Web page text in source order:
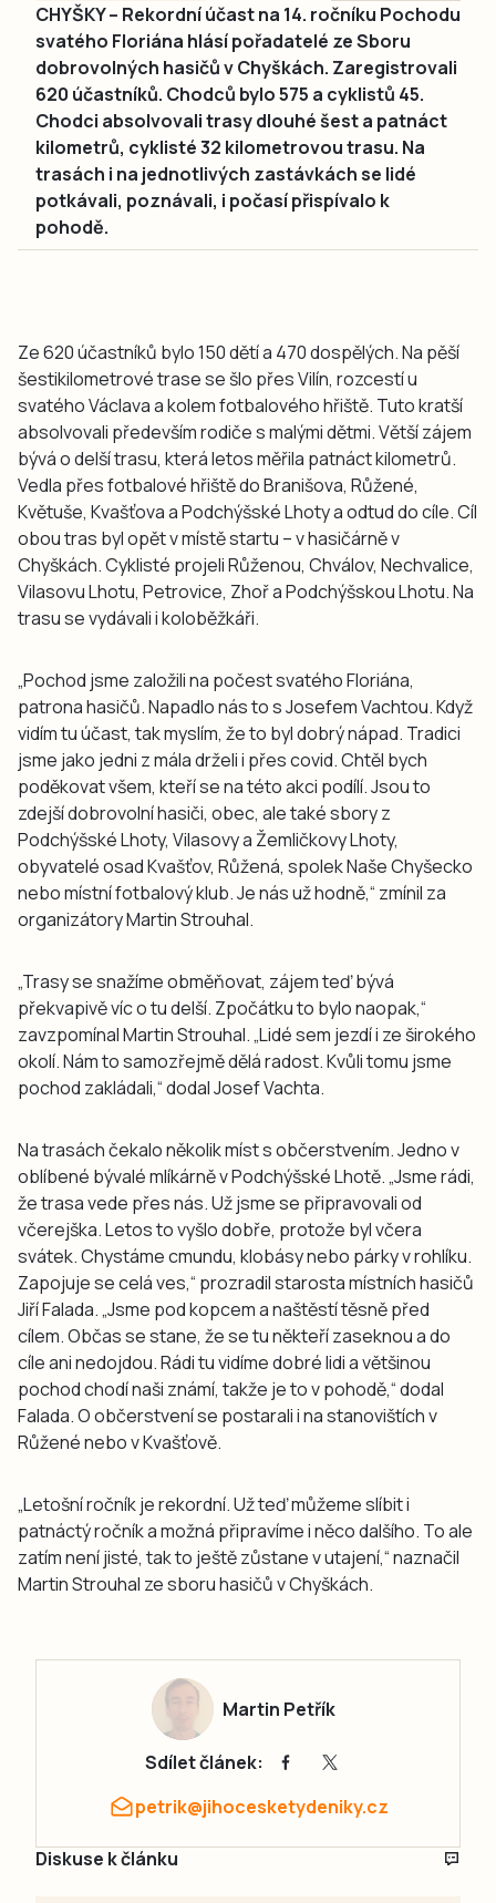
CHYŠKY – Rekordní účast na 14. ročníku Pochodu
svatého Floriána hlásí pořadatelé ze Sboru
dobrovolných hasičů v Chyškách. Zaregistrovali
620 účastníků. Chodců bylo 575 a cyklistů 45.
Chodci absolvovali trasy dlouhé šest a patnáct
kilometrů, cyklisté 32 kilometrovou trasu. Na
trasách i na jednotlivých zastávkách se lidé
potkávali, poznávali, i počasí přispívalo k
pohodě.
Ze 620 účastníků bylo 150 dětí a 470 dospělých. Na pěší
šestikilometrové trase se šlo přes Vilín, rozcestí u
svatého Václava a kolem fotbalového hřiště. Tuto kratší
absolvovali především rodiče s malými dětmi. Větší zájem
bývá o delší trasu, která letos měřila patnáct kilometrů.
Vedla přes fotbalové hřiště do Branišova, Růžené,
Květuše, Kvašťova a Podchýšské Lhoty a odtud do cíle. Cíl
obou tras byl opět v místě startu – v hasičárně v
Chyškách. Cyklisté projeli Růženou, Chválov, Nechvalice,
Vilasovu Lhotu, Petrovice, Zhoř a Podchýšskou Lhotu. Na
trasu se vydávali i koloběžkáři.
„Pochod jsme založili na počest svatého Floriána,
patrona hasičů. Napadlo nás to s Josefem Vachtou. Když
vidím tu účast, tak myslím, že to byl dobrý nápad. Tradici
jsme jako jedni z mála drželi i přes covid. Chtěl bych
poděkovat všem, kteří se na této akci podílí. Jsou to
zdejší dobrovolní hasiči, obec, ale také sbory z
Podchýšské Lhoty, Vilasovy a Žemličkovy Lhoty,
obyvatelé osad Kvašťov, Růžená, spolek Naše Chyšecko
nebo místní fotbalový klub. Je nás už hodně,“ zmínil za
organizátory Martin Strouhal.
„Trasy se snažíme obměňovat, zájem teď bývá
překvapivě víc o tu delší. Zpočátku to bylo naopak,“
zavzpomínal Martin Strouhal. „Lidé sem jezdí i ze širokého
okolí. Nám to samozřejmě dělá radost. Kvůli tomu jsme
pochod zakládali,“ dodal Josef Vachta.
Na trasách čekalo několik míst s občerstvením. Jedno v
oblíbené bývalé mlíkárně v Podchýšské Lhotě. „Jsme rádi,
že trasa vede přes nás. Už jsme se připravovali od
včerejška. Letos to vyšlo dobře, protože byl včera
svátek. Chystáme cmundu, klobásy nebo párky v rohlíku.
Zapojuje se celá ves,“ prozradil starosta místních hasičů
Jiří Falada. „Jsme pod kopcem a naštěstí těsně před
cílem. Občas se stane, že se tu někteří zaseknou a do
cíle ani nedojdou. Rádi tu vidíme dobré lidi a většinou
pochod chodí naši známí, takže je to v pohodě,“ dodal
Falada. O občerstvení se postarali i na stanovištích v
Růžené nebo v Kvašťově.
„Letošní ročník je rekordní. Už teď můžeme slíbit i
patnáctý ročník a možná připravíme i něco dalšího. To ale
zatím není jisté, tak to ještě zůstane v utajení,“ naznačil
Martin Strouhal ze sboru hasičů v Chyškách.
Martin Petřík
Sdílet článek:
petrik@jihocesketydeniky.cz
Diskuse k článku